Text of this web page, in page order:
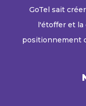
GoTel sait
l'étoffer et
positionnement